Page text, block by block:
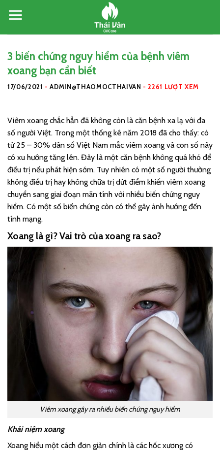
3 biến chứng nguy hiểm của bệnh viêm
xoang bạn cần biết
17/06/2021 -ADMIN@THAOMOCTHAIVAN -2261 LƯỢT XEM
Viêm xoang chắc hẳn đã không còn là căn bệnh xa lạ với đa
số người Việt. Trong một thống kê năm 2018 đã cho thấy: có
từ 25 – 30% dân số Việt Nam mắc viêm xoang và con số này
có xu hướng tăng lên. Đây là một căn bệnh không quá khó để
điều trị nếu phát hiện sớm. Tuy nhiên có một số người thường
không điều trị hay không chữa trị dứt điểm khiến viêm xoang
chuyển sang giai đoạn mãn tính với nhiều biến chứng nguy
hiểm. Có một số biến chứng còn có thể gây ảnh hướng đến
tính mạng.
Xoang là gì? Vai trò của xoang ra sao?
Viêm xoang gây ra nhiều biến chứng nguy hiểm
Khái niệm xoang
Xoang hiểu một cách đơn giản chính là các hốc xương có